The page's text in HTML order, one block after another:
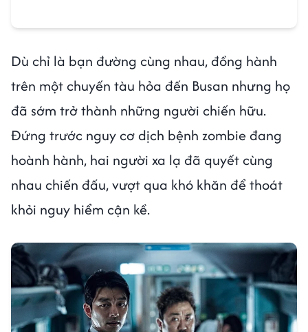
Dù chỉ là bạn đường cùng nhau, đồng hành
trên một chuyến tàu hỏa đến Busan nhưng họ
đã sớm trở thành những người chiến hữu.
Đứng trước nguy cơ dịch bệnh zombie đang
hoành hành, hai người xa lạ đã quyết cùng
nhau chiến đấu, vượt qua khó khăn để thoát
khỏi nguy hiểm cận kề.